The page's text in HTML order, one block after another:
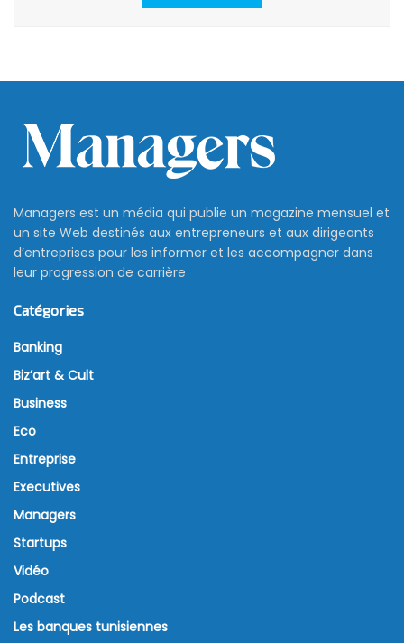
Managers est un média qui publie un magazine mensuel et
un site Web destinés aux entrepreneurs et aux dirigeants
d’entreprises pour les informer et les accompagner dans
leur progression de carrière
Catégories
Banking
Biz’art & Cult
Business
Eco
Entreprise
Executives
Managers
Startups
Vidéo
Podcast
Les banques tunisiennes